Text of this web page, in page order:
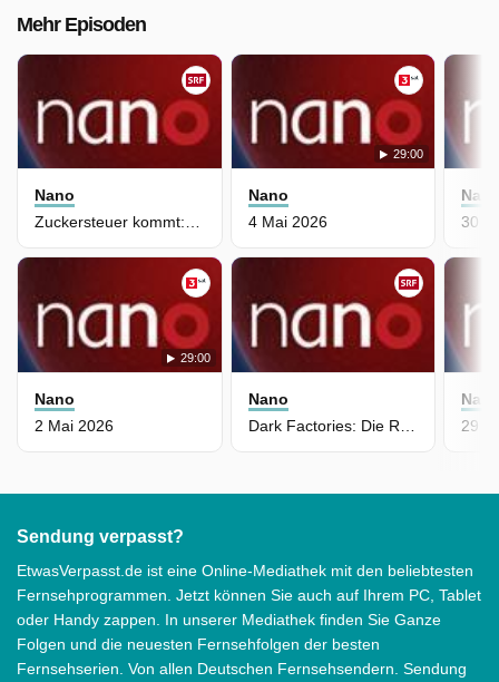
Mehr Episoden
Nano
Zuckersteuer kommt: Was wird sich ändern?
29:00
Nano
4 Mai 2026
29:00
Nano
2 Mai 2026
Nano
30
29
Sendung verpasst?
EtwasVerpasst.de ist eine Online-Mediathek mit den beliebtesten
Fernsehprogrammen. Jetzt können Sie auch auf Ihrem PC, Tablet
oder Handy zappen. In unserer Mediathek finden Sie Ganze
Folgen und die neuesten Fernsehfolgen der besten
Fernsehserien. Von allen Deutschen Fernsehsendern. Sendung